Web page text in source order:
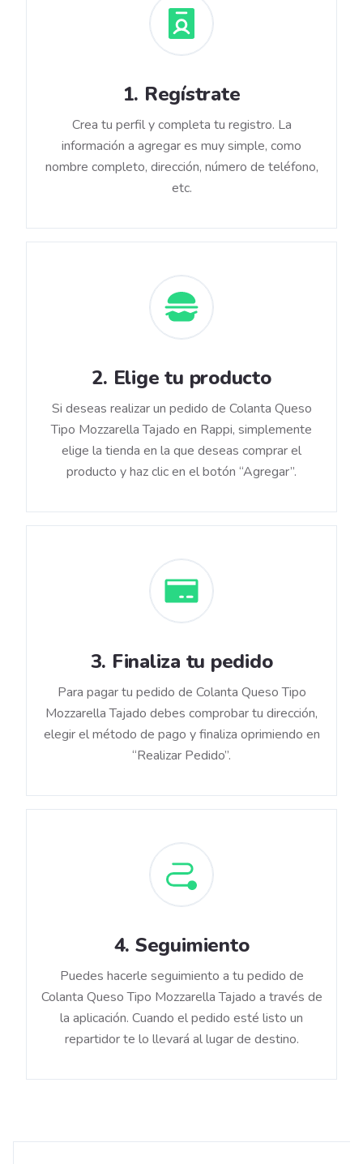
1. Regístrate
Crea tu perfil y completa tu registro. La
información a agregar es muy simple, como
nombre completo, dirección, número de teléfono,
etc.
2. Elige tu producto
Si deseas realizar un pedido de Colanta Queso
Tipo Mozzarella Tajado en Rappi, simplemente
elige la tienda en la que deseas comprar el
producto y haz clic en el botón “Agregar”.
3. Finaliza tu pedido
Para pagar tu pedido de Colanta Queso Tipo
Mozzarella Tajado debes comprobar tu dirección,
elegir el método de pago y finaliza oprimiendo en
“Realizar Pedido”.
4. Seguimiento
Puedes hacerle seguimiento a tu pedido de
Colanta Queso Tipo Mozzarella Tajado a través de
la aplicación. Cuando el pedido esté listo un
repartidor te lo llevará al lugar de destino.